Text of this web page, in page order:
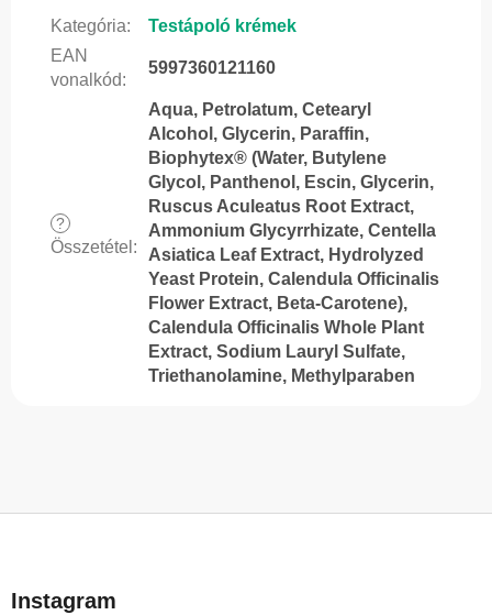
Kategória:
Testápoló krémek
EAN
vonalkód:
5997360121160
?
Összetétel :
Aqua, Petrolatum, Cetearyl
Alcohol, Glycerin, Paraffin,
Biophytex® (Water, Butylene
Glycol, Panthenol, Escin, Glycerin,
Ruscus Aculeatus Root Extract,
Ammonium Glycyrrhizate, Centella
Asiatica Leaf Extract, Hydrolyzed
Yeast Protein, Calendula Officinalis
Flower Extract, Beta-Carotene),
Calendula Officinalis Whole Plant
Extract, Sodium Lauryl Sulfate,
Triethanolamine, Methylparaben
bInstagram